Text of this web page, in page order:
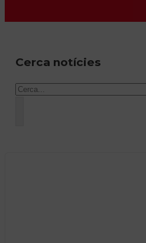
Cerca notícies
Cercar